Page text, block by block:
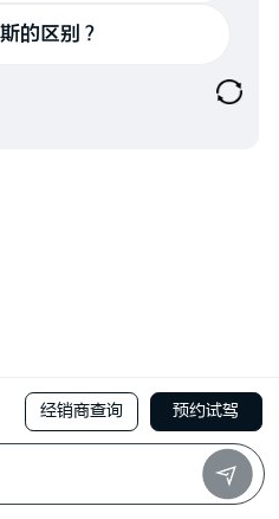
的区别？
经销商查询 预约试驾